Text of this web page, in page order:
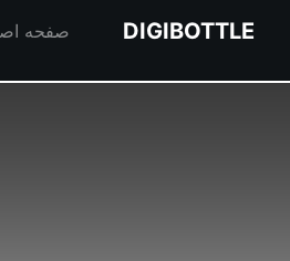
DIGIBOTTLE صفحه